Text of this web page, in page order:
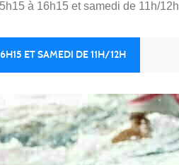
à 16h15 et samedi de 11h/12h
ET SAMEDI DE 11H/12H